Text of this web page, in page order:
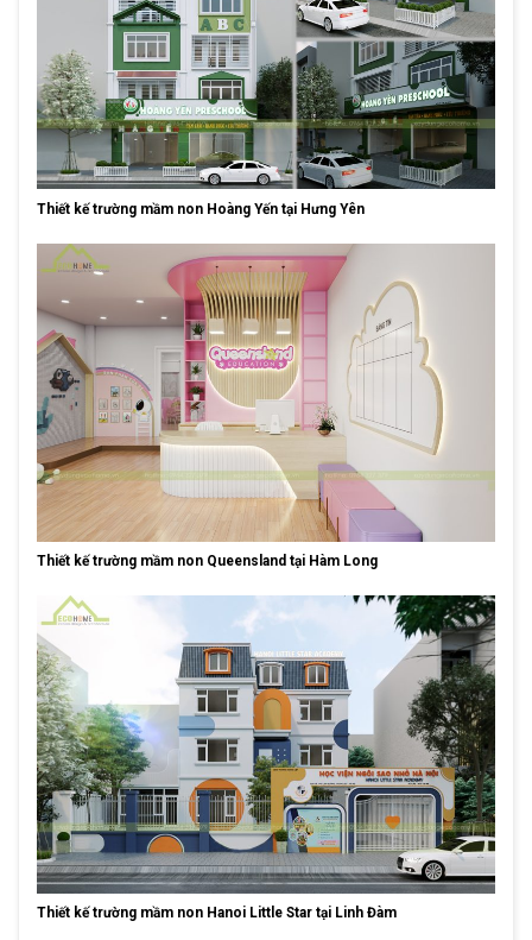
Thiết kế trường mầm non Hoàng Yến tại Hưng Yên
Thiết kế trường mầm non Queensland tại Hàm Long
Thiết kế trường mầm non Hanoi Little Star tại Linh Đàm